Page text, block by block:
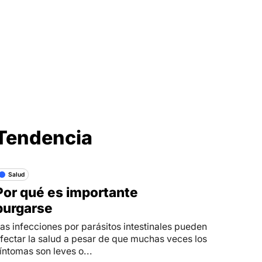
Salud
qué es importante
infecciones por parásitos intestinales pueden
la salud a pesar de que muchas veces los
son leves o...